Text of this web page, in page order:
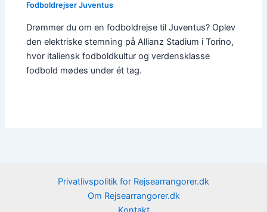
Fodboldrejser Juventus
Drømmer du om en fodboldrejse til Juventus? Oplev
den elektriske stemning på Allianz Stadium i Torino,
hvor italiensk fodboldkultur og verdensklasse
fodbold mødes under ét tag.
Privatlivspolitik for Rejsearrangorer.dk
Om Rejsearrangorer.dk